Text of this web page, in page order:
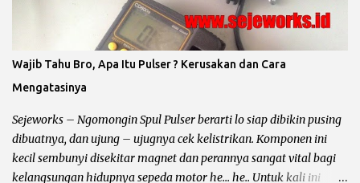
langsung saja kita ke pokok bahas. Sistem Penerangan dan
Pengisian Sepeda Motor : Pada rangkaian pengisian (arus accu)
dan penerangan (lampu utama) sepeda motor dibagi menjadi
yaitu : Penerangan AC / Arus Bolak – Balik Untuk jenis
penerengan AC hampir diterapkan pada semua sepeda motor
karburator yang mempunyai CC kecil atau dibawah 150cc. Ciri –
Ciri Penerangan...
Wajib Tahu Bro, Apa Itu Pulser ? Kerusakan dan Cara
Mengatasinya
Sejeworks – Ngomongin Spul Pulser berarti lo siap dibikin pusing
dibuatnya, dan ujung – ujugnya cek kelistrikan. Komponen ini
kecil sembunyi disekitar magnet dan perannya sangat vital bagi
kelangsungan hidupnya sepeda motor he... he.. Untuk kali ini